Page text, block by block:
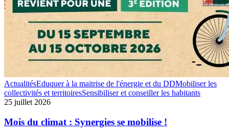
Mois
du
climat
Synergies
se
ActualitésEduquer à la maitrise de l'énergie et du DDMobiliser les
collectivités et territoiresSensibiliser et conseiller les habitants
25 juillet 2026
Mois du climat : Synergies se mobilise !